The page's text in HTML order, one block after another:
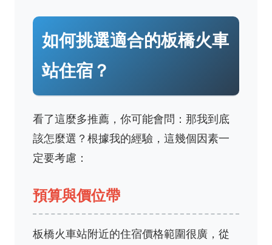
如何挑選適合的板橋火車
站住宿？
看了這麼多推薦，你可能會問：那我到底
該怎麼選？根據我的經驗，這幾個因素一
定要考慮：
預算與價位帶
板橋火車站附近的住宿價格範圍很廣，從